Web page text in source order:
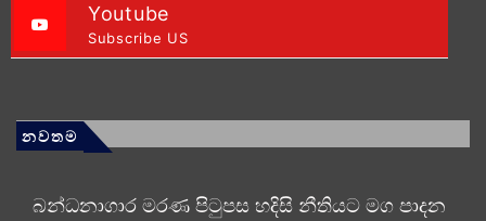
Youtube
Subscribe US
නවතම
බන්ධනාගාර මරණ පිටුපස හදිසි නීතියට මග පාදන